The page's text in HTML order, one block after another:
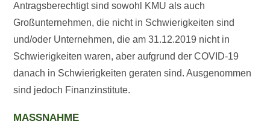
Antragsberechtigt sind sowohl KMU als auch
Großunternehmen, die nicht in Schwierigkeiten sind
und/oder Unternehmen, die am 31.12.2019 nicht in
Schwierigkeiten waren, aber aufgrund der COVID-19
danach in Schwierigkeiten geraten sind. Ausgenommen
sind jedoch Finanzinstitute.
MASSNAHME